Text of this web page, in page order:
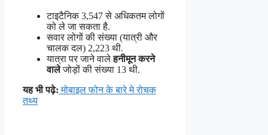
टाइटैनिक 3,547 से अधिकतम लोगों
को ले जा सकता है.
सवार लोगों की संख्या (यात्री और
चालक दल) 2,223 थी.
यात्रा पर जाने वालेहनीमून करने
वालेजोड़ों की संख्या 13 थी.
यह भी पढ़े: मोबाइल फोन के बारे मे रोचक
तथ्य